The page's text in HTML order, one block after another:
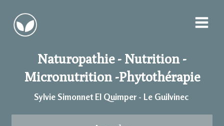
Naturopathie - Nutrition -
Micronutrition -Phytothérapie
Sylvie Simonnet EI Quimper - Le Guilvinec